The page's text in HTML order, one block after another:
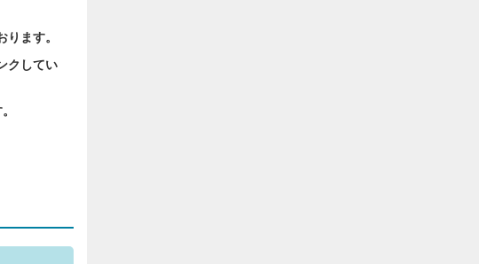
ます。
クしてい